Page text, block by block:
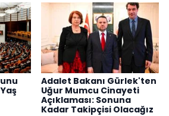
Adalet Bakanı Gürlek'ten
Uğur Mumcu Cinayeti
Açıklaması: Sonuna
Kadar Takipçisi Olacağız